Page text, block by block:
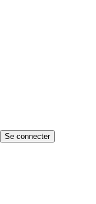
Se connecter